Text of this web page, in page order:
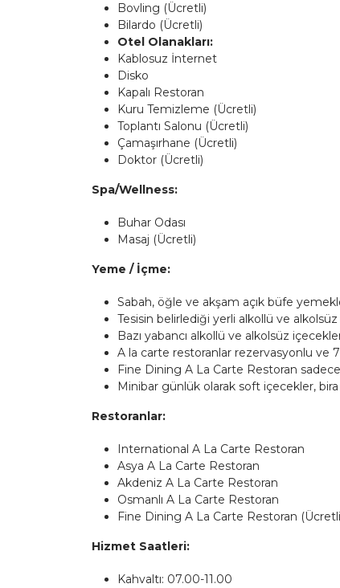
Bovling (Ücretli)
Bilardo (Ücretli)
Otel Olanakları:
Kablosuz İnternet
Disko
Kapalı Restoran
Kuru Temizleme (Ücretli)
Toplantı Salonu (Ücretli)
Çamaşırhane (Ücretli)
Doktor (Ücretli)
Spa/Wellness:
Buhar Odası
Masaj (Ücretli)
Yeme / İçme:
Sabah, öğle ve akşam açık büfe
Tesisin belirlediği yerli alkollü ve
Bazı yabancı alkollü ve alkolsüz
A la carte restoranlar rezervasyonlu ve
Fine Dining A La Carte Restoran
Minibar günlük olarak soft içecekler,
Restoranlar:
International A La Carte Restoran
Asya A La Carte Restoran
Akdeniz A La Carte Restoran
Osmanlı A La Carte Restoran
Fine Dining A La Carte Restoran
Hizmet Saatleri:
Kahvaltı: 07.00-11.00